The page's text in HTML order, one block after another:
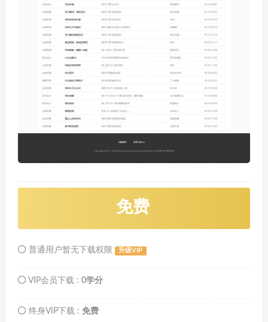
免费
普通用户暂无下载权限 升级VIP
VIP会员下载 : 0学分
终身VIP下载 : 免费